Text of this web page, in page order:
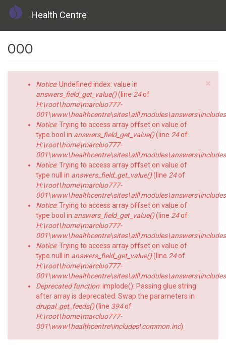
Health Centre
ООО
×
Error
message
Notice: Undefined index: value in
answers_field_get_value()(line 24of
H:\root\home\marcluo777-
Notice: Trying to access array offset on value of
type bool in answers_field_get_value()(line 24of
H:\root\home\marcluo777-
Notice: Trying to access array offset on value of
type null in answers_field_get_value()(line 24of
H:\root\home\marcluo777-
Notice: Trying to access array offset on value of
type bool in answers_field_get_value()(line 24of
H:\root\home\marcluo777-
Notice: Trying to access array offset on value of
type null in answers_field_get_value()(line 24of
H:\root\home\marcluo777-
Deprecated function: implode(): Passing glue string
after array is deprecated. Swap the parameters in
drupal_get_feeds()(line 394of
H:\root\home\marcluo777-
001\www\healthcentre\includes\common.inc).